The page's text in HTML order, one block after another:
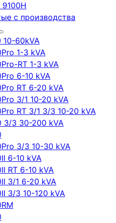
9100H
с производства
10-60kVA
1-3 kVA
RT 1-3 kVA
6-10 kVA
RT 6-20 kVA
3/1 10-20 kVA
RT 3/1 3/3 10-20 kVA
3/3 30-200 kVA
3/3 10-30 kVA
6-10 kVA
RT 6-10 kVA
3/1 6-20 kVA
3/3 10-120 kVA